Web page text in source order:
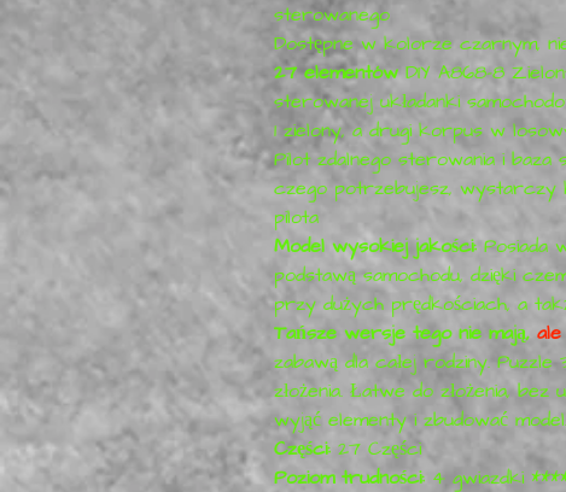
sterowanego
Dostępne w kolorze czarnym,
27 elementówDIY A868-8
sterowanej układanki
1 zielony, a drugi korpus w
Pilot zdalnego sterowania i
czego potrzebujesz, wystarczy
pilota
Model wysokiej jakości:Posiada
podstawą samochodu, dzięki
przy dużych prędkościach, a
Tańsze wersje tego nie mają,
zabawą dla całej rodziny. Puzzle
złożenia. Łatwe do złożenia,
wyjąć elementy i zbudować
Części: 27 Części
Poziom trudności: 4 gwiazdki